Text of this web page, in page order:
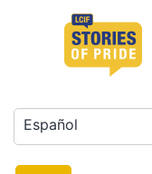
Español